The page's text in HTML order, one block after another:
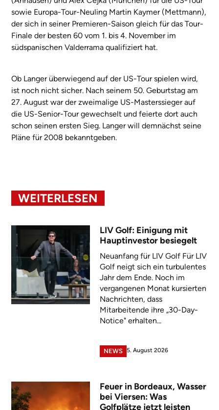
sowie Europa-Tour-Neuling Martin Kaymer (Mettmann),
der sich in seiner Premieren-Saison gleich für das Tour-
Finale der besten 60 vom 1. bis 4. November im
südspanischen Valderrama qualifiziert hat.
Ob Langer überwiegend auf der US-Tour spielen wird,
ist noch nicht sicher. Nach seinem 50. Geburtstag am
27. August war der zweimalige US-Masterssieger auf
die US-Senior-Tour gewechselt und feierte dort auch
schon seinen ersten Sieg. Langer will demnächst seine
Pläne für 2008 bekanntgeben.
WEITERLESEN
LIV Golf: Einigung mit
Hauptinvestor besiegelt
Neuanfang für LIV Golf Für LIV
Golf neigt sich ein turbulentes
Jahr dem Ende. Noch im
vergangenen Monat kursierten
Nachrichten, dass
Mitarbeitende ihre „30-Day-
Notice" erhalten...
NEWS 5. August 2026
Feuer in Bordeaux, Wasser
bei Viersen: Was
Golfplätze jetzt leisten